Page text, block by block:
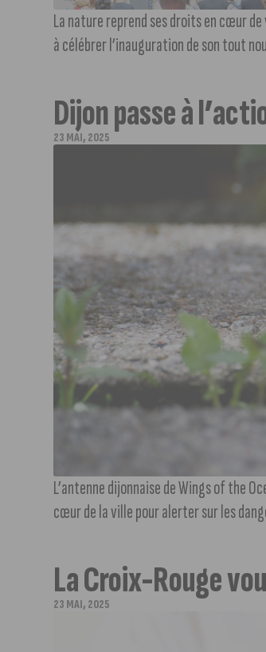
La nature reprend ses droits en cœur
à célébrer l’inauguration de son tout
Dijon passe à
23 MAI, 2025
L’antenne dijonnaise de Wings of the
cœur de la ville pour alerter sur les
La Croix-Rouge
23 MAI, 2025